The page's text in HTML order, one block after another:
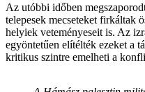
Az utóbbi időben
telepesek mecseteket firkáltak
helyiek veteményeseit is. Az
egyöntetűen elítélték ezeket a
kritikus szintre emelheti a